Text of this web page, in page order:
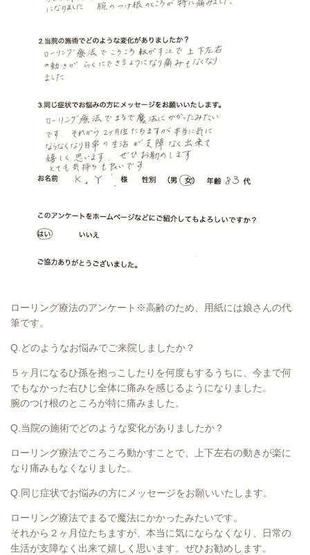
ローリング療法のアンケート※高齢のため、用紙には娘さんの代
筆です。
Q.どのようなお悩みでご来院しましたか？
５ヶ月になるひ孫を抱っこしたりを何度もするうちに、今まで何
でもなかった右ひじ全体に痛みを感じるようになりました。
腕のつけ根のところが特に痛みました。
Q.当院の施術でどのような変化がありましたか？
ローリング療法でころころ動かすことで、上下左右の動きが楽に
なり痛みもなくなりました。
Q.同じ症状でお悩みの方にメッセージをお願いいたします。
ローリング療法でまるで魔法にかかったみたいです。
それから２ヶ月位たちますが、本当に気にならなくなり、日常の
生活が支障なく出来て嬉しく思います。ぜひお勧めします。